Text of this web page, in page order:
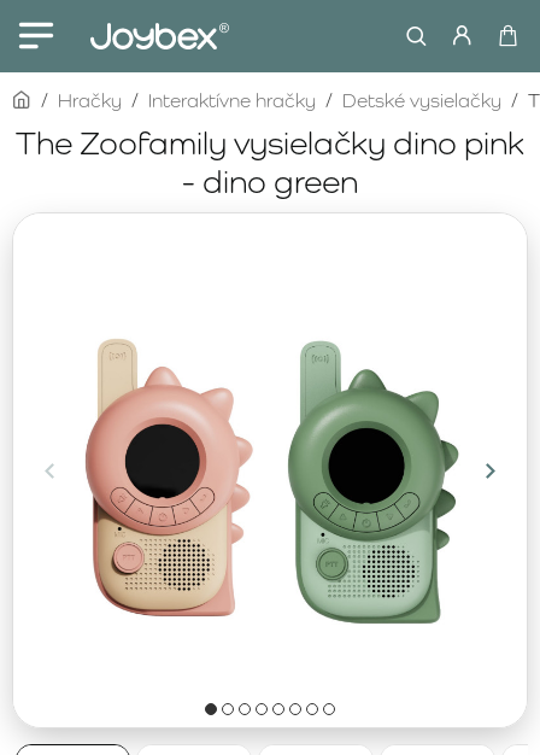
The Zoofamily vysielačky dino pink
- dino green
homeHračky Interaktívne hračky Detské vysielačky